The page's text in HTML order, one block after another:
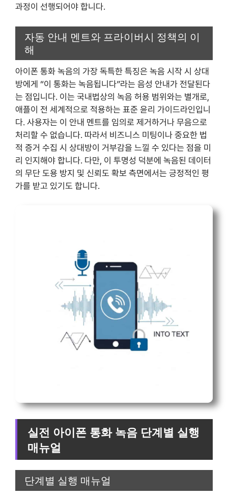
과정이 선행되어야 합니다.
자동 안내 멘트와 프라이버시 정책의 이
해
아이폰 통화 녹음의 가장 독특한 특징은 녹음 시작 시 상대
방에게 “이 통화는 녹음됩니다”라는 음성 안내가 전달된다
는 점입니다. 이는 국내법상의 녹음 허용 범위와는 별개로,
애플이 전 세계적으로 적용하는 표준 윤리 가이드라인입니
다. 사용자는 이 안내 멘트를 임의로 제거하거나 무음으로
처리할 수 없습니다. 따라서 비즈니스 미팅이나 중요한 법
적 증거 수집 시 상대방이 거부감을 느낄 수 있다는 점을 미
리 인지해야 합니다. 다만, 이 투명성 덕분에 녹음된 데이터
의 무단 도용 방지 및 신뢰도 확보 측면에서는 긍정적인 평
가를 받고 있기도 합니다.
실전 아이폰 통화 녹음 단계별 실행
매뉴얼
단계별 실행 매뉴얼